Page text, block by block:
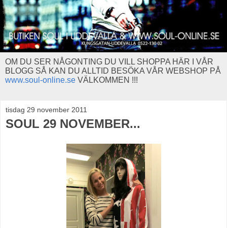
OM DU SER NÅGONTING DU VILL SHOPPA HÄR I VÅR
BLOGG SÅ KAN DU ALLTID BESÖKA VÅR WEBSHOP PÅ
www.soul-online.se VÄLKOMMEN !!!
tisdag 29 november 2011
SOUL 29 NOVEMBER...